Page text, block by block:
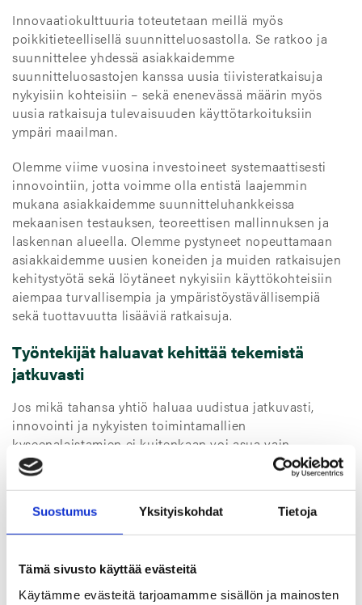
Suostumus Yksityiskohdat Tietoja
Tämä sivusto käyttää evästeitä
Käytämme evästeitä tarjoamamme sisällön ja mainosten
Innovaatiokulttuuria toteutetaan meillä myös
poikkitieteellisellä suunnitteluosastolla. Se ratkoo ja
suunnittelee yhdessä asiakkaidemme
suunnitteluosastojen kanssa uusia tiivisteratkaisuja
nykyisiin kohteisiin – sekä enenevässä määrin myös
uusia ratkaisuja tulevaisuuden käyttötarkoituksiin
ympäri maailman.
Olemme viime vuosina investoineet systemaattisesti
innovointiin, jotta voimme olla entistä laajemmin
mukana asiakkaidemme suunnitteluhankkeissa
mekaanisen testauksen, teoreettisen mallinnuksen ja
laskennan alueella. Olemme pystyneet nopeuttamaan
asiakkaidemme uusien koneiden ja muiden ratkaisujen
kehitystyötä sekä löytäneet nykyisiin käyttökohteisiin
aiempaa turvallisempia ja ympäristöystävällisempiä
sekä tuottavuutta lisääviä ratkaisuja.
Työntekijät haluavat kehittää tekemistä
jatkuvasti
Jos mikä tahansa yhtiö haluaa uudistua jatkuvasti,
innovointi ja nykyisten toimintamallien
kyseenalaistamien ei kuitenkaan voi asua vain
muutamassa yhtiön toiminnossa. Me olemme halunneet
varmistaa, että kehitymme innovoijina ja että se todella
Tämän viimeisin ilmentymä oli ensimmäinen TTG
Gasketsin työnjohtajat ja tiiminvetäjät kävivät
koulutuksia modernista esimiestyöstä, ja yksi